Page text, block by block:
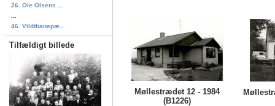
26. Ole Olsens ...
46. Vildtbanepæ...
Tilfældigt billede
Møllestrædet 12 - 1984
(B1226)